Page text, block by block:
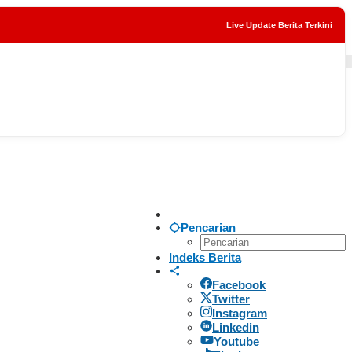
Live Update Berita Terkini
Pencarian
Indeks Berita
Facebook
Twitter
Instagram
Linkedin
Youtube